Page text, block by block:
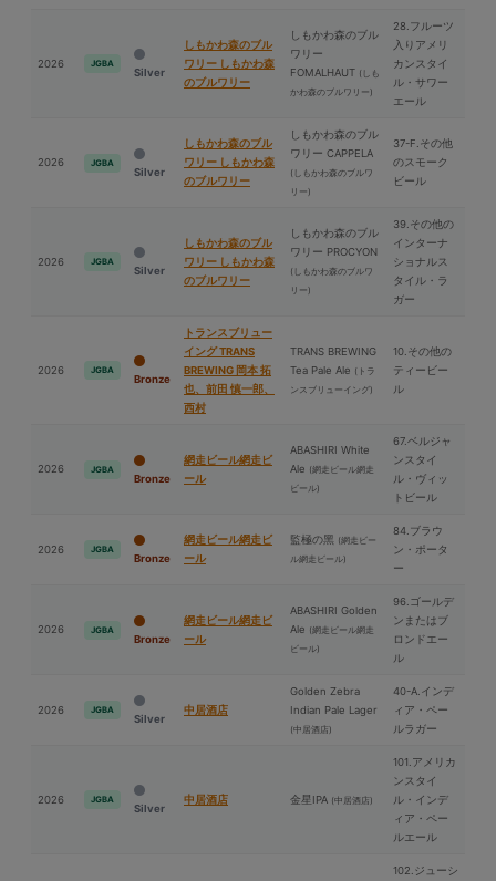
2026 JGBA
Silver
しもかわ森のブル
ワリー しもかわ森
のブルワリー
しもかわ森のブル
ワリー
FOMALHAUT (しも
かわ森のブルワリー)
28.フルーツ
入りアメリ
カンスタイ
ル・サワー
エール
2026 JGBA
Silver
しもかわ森のブル
ワリー しもかわ森
のブルワリー
しもかわ森のブル
ワリー CAPPELA
(しもかわ森のブルワ
リー)
37-F.その他
のスモーク
ビール
2026 JGBA
Silver
しもかわ森のブル
ワリー しもかわ森
のブルワリー
しもかわ森のブル
ワリー PROCYON
(しもかわ森のブルワ
リー)
39.その他の
インターナ
ショナルス
タイル・ラ
ガー
2026 JGBA
Bronze
トランスブリュー
イング TRANS
BREWING 岡本 拓
也、前⽥ 慎一郎、
⻄村
TRANS BREWING
Tea Pale Ale (トラ
ンスブリューイング)
10.その他の
ティービー
ル
2026 JGBA
Bronze
網走ビール網走ビ
ール
ABASHIRI White
Ale (網走ビール網走
ビール)
67.ベルジャ
ンスタイ
ル・ヴィッ
トビール
2026 JGBA
Bronze
網走ビール網走ビ
ール
監極の⿊ (網走ビー
ル網走ビール)
84.ブラウ
ン・ポータ
ー
2026 JGBA
Bronze
網走ビール網走ビ
ール
ABASHIRI Golden
Ale (網走ビール網走
ビール)
96.ゴールデ
ンまたはブ
ロンドエー
ル
2026 JGBA
Silver
中居酒店
Golden Zebra
Indian Pale Lager
(中居酒店)
40-A.インデ
ィア・ペー
ルラガー
2026 JGBA
Silver
中居酒店 ⾦星IPA (中居酒店)
101.アメリカ
ンスタイ
ル・インデ
ィア・ペー
ルエール
102.ジューシ